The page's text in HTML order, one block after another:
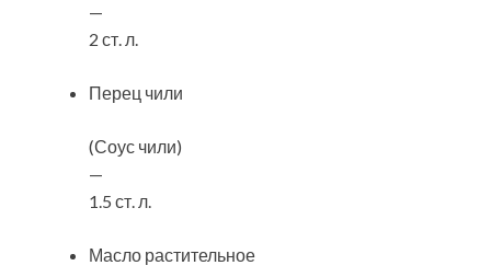
—
2 ст. л.
Перец чили
(Соус чили)
—
1.5 ст. л.
Масло растительное